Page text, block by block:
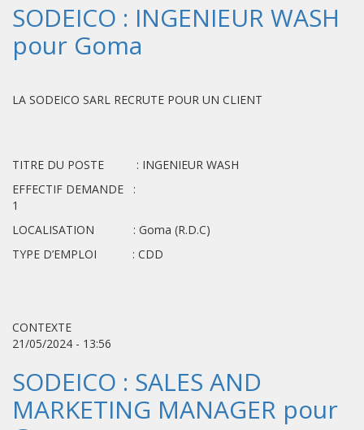
SODEICO : INGENIEUR WASH
pour Goma
LA SODEICO SARL RECRUTE POUR UN CLIENT
TITRE DU POSTE : INGENIEUR WASH
EFFECTIF DEMANDE :
1
LOCALISATION : Goma (R.D.C)
TYPE D’EMPLOI : CDD
CONTEXTE
21/05/2024 - 13:56
SODEICO : SALES AND
MARKETING MANAGER pour